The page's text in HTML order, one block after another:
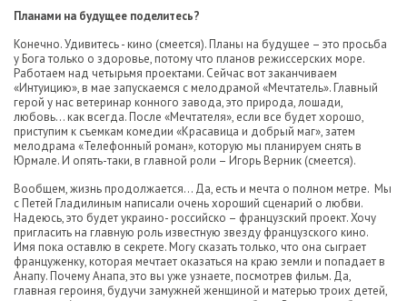
Планами на будущее поделитесь?
Конечно. Удивитесь - кино (смеется). Планы на будущее – это просьба
у Бога только о здоровье, потому что планов режиссерских море.
Работаем над четырьмя проектами. Сейчас вот заканчиваем
«Интуицию», в мае запускаемся с мелодрамой «Мечтатель». Главный
герой у нас ветеринар конного завода, это природа, лошади,
любовь… как всегда. После «Мечтателя», если все будет хорошо,
приступим к съемкам комедии «Красавица и добрый маг», затем
мелодрама «Телефонный роман», которую мы планируем снять в
Юрмале. И опять-таки, в главной роли – Игорь Верник (смеется).
Вообщем, жизнь продолжается… Да, есть и мечта о полном метре. Мы
с Петей Гладилиным написали очень хороший сценарий о любви.
Надеюсь, это будет украино- российско – французский проект. Хочу
пригласить на главную роль известную звезду французского кино.
Имя пока оставлю в секрете. Могу сказать только, что она сыграет
француженку, которая мечтает оказаться на краю земли и попадает в
Анапу. Почему Анапа, это вы уже узнаете, посмотрев фильм. Да,
главная героиня, будучи замужней женщиной и матерью троих детей,